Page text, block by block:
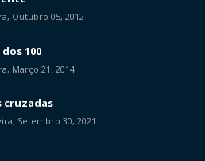
Outubro 05, 2012
100
Março 21, 2014
cruzadas
Setembro 30, 2021